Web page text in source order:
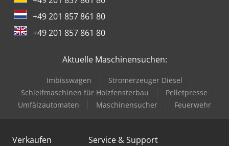
ESP, Stabilisator Vorder- und Hinterachse,
Spurverlassenswarner LDW, ASR, LED-Tagfahrlicht, CC-
Fahrerhaus. Sofort lieferbar! Werksgarantie ab Zulassung!
anderem Pritschenaufbau lieferbar! Tageszulassung am
Änderungen, Zwischenverkauf und Irrtümer vorbehalten! -
+49 201 857 861 80
+49 201 857 861 80
Aktuelle Maschinensuchen:
Imbisswagen
Stromerzeuger Diesel
Schleifmaschinen für Holzfensterbau
Pelletpresse
Umfälzautomaten
Maschinensucher Feuerwehr
Verkaufen Service & Support